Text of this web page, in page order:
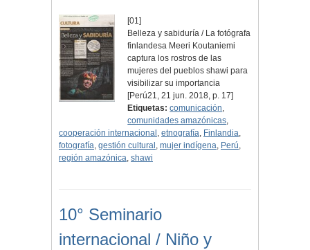
[01]
Belleza y sabiduría / La fotógrafa
finlandesa Meeri Koutaniemi
captura los rostros de las
mujeres del pueblos shawi para
visibilizar su importancia
[Perú21, 21 jun. 2018, p. 17]
Etiquetas: comunicación,
comunidades amazónicas,
cooperación internacional , etnografía, Finlandia,
fotografía, gestión cultural , mujer indígena, Perú,
región amazónica, shawi
10° Seminario
internacional / Niño y